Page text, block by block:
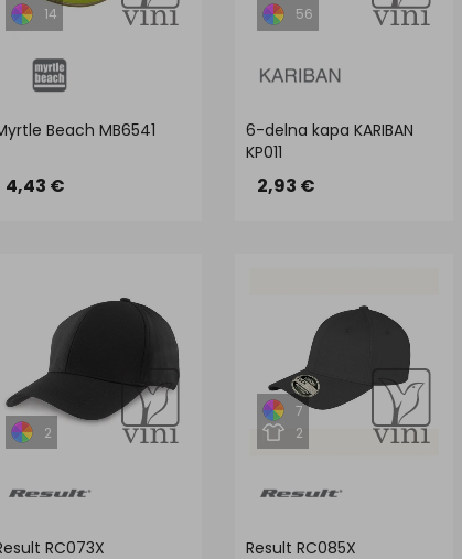
14
Beach MB6541
4,43 €
56
6-delna kapa KARIBAN
KP011
2,93 €
2
RC073X
7
2
Result RC085X